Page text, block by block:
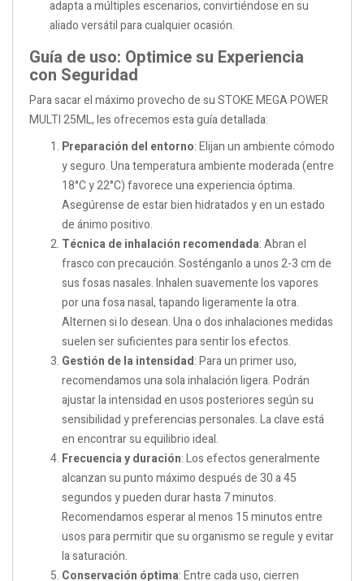
adapta a múltiples escenarios, convirtiéndose en su
aliado versátil para cualquier ocasión.
Guía de uso: Optimice su Experiencia
con Seguridad
Para sacar el máximo provecho de su STOKE MEGA POWER
MULTI 25ML, les ofrecemos esta guía detallada:
Preparación del entorno: Elijan un ambiente cómodo
y seguro. Una temperatura ambiente moderada (entre
18°C y 22°C) favorece una experiencia óptima.
Asegúrense de estar bien hidratados y en un estado
de ánimo positivo.
Técnica de inhalación recomendada: Abran el
frasco con precaución. Sosténganlo a unos 2-3 cm de
sus fosas nasales. Inhalen suavemente los vapores
por una fosa nasal, tapando ligeramente la otra.
Alternen si lo desean. Una o dos inhalaciones medidas
suelen ser suficientes para sentir los efectos.
Gestión de la intensidad: Para un primer uso,
recomendamos una sola inhalación ligera. Podrán
ajustar la intensidad en usos posteriores según su
sensibilidad y preferencias personales. La clave está
en encontrar su equilibrio ideal.
Frecuencia y duración: Los efectos generalmente
alcanzan su punto máximo después de 30 a 45
segundos y pueden durar hasta 7 minutos.
Recomendamos esperar al menos 15 minutos entre
usos para permitir que su organismo se regule y evitar
la saturación.
Conservación óptima: Entre cada uso, cierren